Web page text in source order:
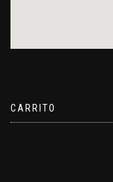
CARRITO